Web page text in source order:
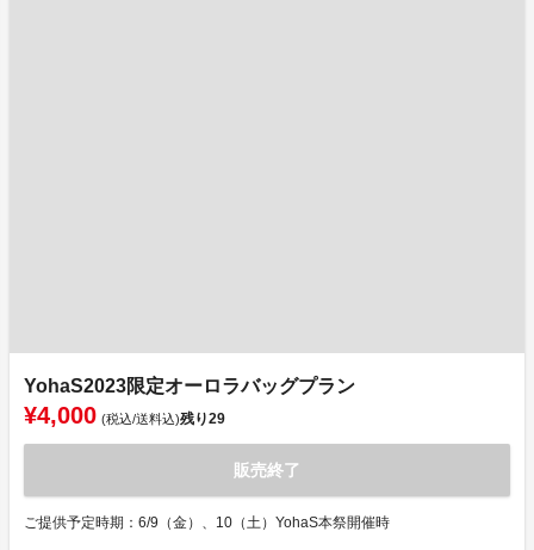
YohaS2023限定オーロラバッグプラン
¥4,000 (税込/送料込)残り29
販売終了
ご提供予定時期：6/9（金）、10（土）YohaS本祭開催時